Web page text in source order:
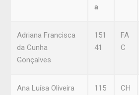
a
Adriana Francisca
da Cunha
Gonçalves
151
41
FA
C
Ana Luísa Oliveira
115
CH